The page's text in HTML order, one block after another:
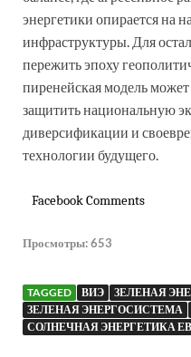
энергетики опирается на
инфраструктуры. Для
пережить эпоху
пиренейская модель
защитить национальную
диверсификации и
технологии будущего.
Facebook Comments
Просмотры:653
TAGGED ВИЭ
ЗЕЛЕНАЯ
ЗЕЛЕНАЯ ЭНЕРГОСИСТЕМА
СОЛНЕЧНАЯ ЭНЕРГЕТИКА